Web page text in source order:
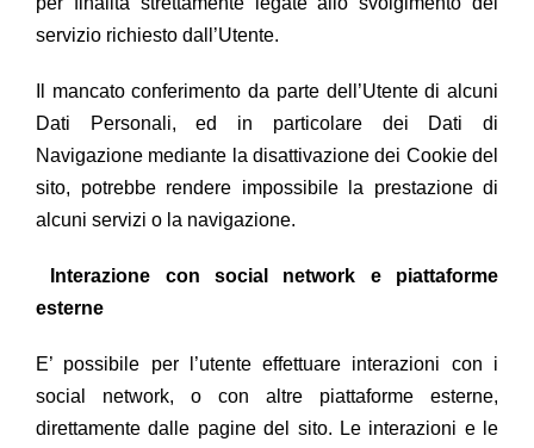
servizio richiesto dall’Utente.
Il mancato conferimento da parte dell’Utente di alcuni
Dati Personali, ed in particolare dei Dati di
Navigazione mediante la disattivazione dei Cookie del
sito, potrebbe rendere impossibile la prestazione di
alcuni servizi o la navigazione.
Interazione con social network e piattaforme
esterne
E’ possibile per l’utente effettuare interazioni con i
social network, o con altre piattaforme esterne,
direttamente dalle pagine del sito. Le interazioni e le